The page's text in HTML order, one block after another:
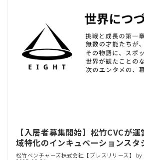
【入居者募集開始】松竹CVCが
域特化のインキュベーションスタ
松竹ベンチャーズ株式会社【プレスリリース】 by